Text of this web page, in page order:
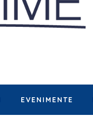
EVENIMENTE